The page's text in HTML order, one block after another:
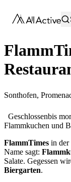
®
Sonthofen,
Geschlossenbis
Flammkuchen und
FlammTimes in der
Name sagt:
Salate. Gegessen
Biergarten.